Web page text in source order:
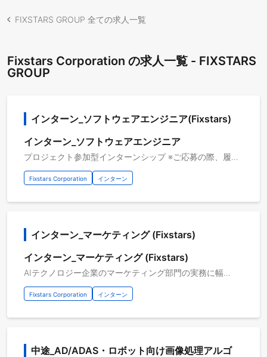
FIXSTARS GROUP 全ての求人一覧
Fixstars Corporation の求人一覧 - FIXSTARS
GROUP
インターン_ソフトウェアエンジニア(Fixstars)
インターン_ソフトウェアエンジニア
プロジェクト参加型インターンシップ ※ご応募の際、履歴書等の添付資料についてはPDFにて添付いただけると幸いです。 インターンシップのプロジェクト例 ■大規模言語モデル ・推論処理のGPU高速化に関する技術調査 ・組み込みSoC向けLLM高速化 ・VLMトークン圧縮手法の実装 ・大規模 GPU 環境での強化学習のパフォーマンスエンジニアリング ■量子コンピューティング ・誤り耐性量子コンピュータにおけるエラー訂正のQUBO定式化と性能評価 ・ブラックボックス最適化による安定化学構造の探索 ■機械学習/DeepLearning ・最新AIアクセラレータ性能評価、推論システム高速化 ・センサフュージョン物体認識モデル高速化 ・小容量GPUで巨大LLM/AIモデルを動かそう ・SSDを活用したRAG環境の構築と性能調査 ・ロボットアームを使用したフィジカルAI開発の調査・実装 ・TensorRT化時の量子化についてベストプラクティス調査 ・物体検出モデルによるトラッキング技術の調査・実装 ■画像処理高速化（CUDA/FPGA/CPU） ・医療用画像ノイズ補正処理 ・RAW画像処理 ・エッジデバイス向け高速化 ・JetsonOrin向けのCUDAコードの最適化 ■組み込みシステム高速化 ・セキュリティ調査、暗号処理アルゴリズムの高速化 ・OSSツールを駆使したソフトウェアIP検証 ■低レイヤSW / コンパイラ開発 ・新アクセラレータのソフトウェアスタック開発 ・ClangIRからアクセラレータ向けカーネルにコンパイル ・次世代I/F 規格搭載環境で動作する Database Applicationの高速化 ・cuda-oxide技術調査 ・Domain Specfic Accelerator 向け MLIR-basedコンパイラの最適化パス開発
Fixstars Corporation インターン
インターン_マーケティング (Fixstars)
インターン_マーケティング (Fixstars)
AIテクノロジー企業のマーケティング部門の実務に幅広く携わっていただくインターンシップ ※ご応募の際、履歴書等の添付資料についてはPDFにて添付いただけると幸いです。 □ インターンシップの実務例 ◆ マーケティングリサーチ ・最新技術の調査・評価 ・ターゲット市場の調査・分析 ・競合調査・分析 ◆ 事務処理・バックオフィス業務 ・申込書・請求書の処理 ・マーケティングに関連するデータの集計・チェック・整理 ◆ コンテンツ制作 ・技術ブログの企画・執筆 ・ホワイトペーパー（あるテーマについてまとめた技術資料）の制作サポート ・技術セミナーの資料制作サポート ・技術デモの企画サポート ◆ イベント・セミナー・展示会の運営・参加 ・企画運用サポート ・告知資料作成サポート ・前日準備・当日の運営サポート(受付、会場設営、来場者対応など) ・イベント後のレポート作成サポート・振り返り
Fixstars Corporation インターン
中途_AD/ADAS・ロボット向け画像処理アルゴ